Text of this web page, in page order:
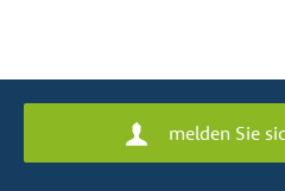
melden Sie